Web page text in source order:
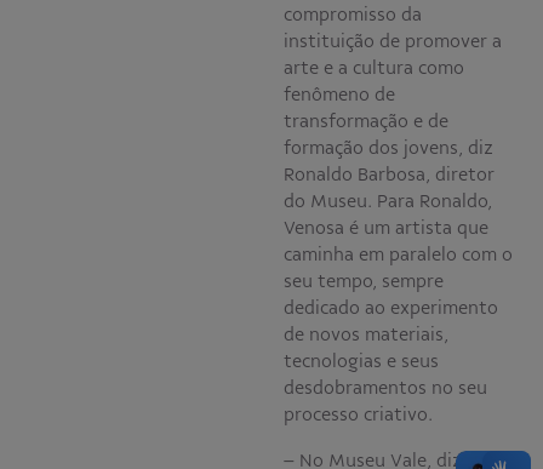
compromisso da
instituição de promover a
arte e a cultura como
fenômeno de
transformação e de
formação dos jovens, diz
Ronaldo Barbosa, diretor
do Museu. Para Ronaldo,
Venosa é um artista que
caminha em paralelo com o
seu tempo, sempre
dedicado ao experimento
de novos materiais,
tecnologias e seus
desdobramentos no seu
processo criativo.
– No Museu Vale, diz, o